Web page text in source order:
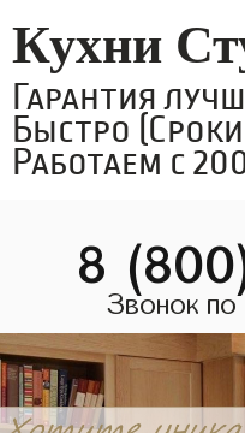
Кухни
Гарантия
Быстро
Работаем с
8
Звонок по